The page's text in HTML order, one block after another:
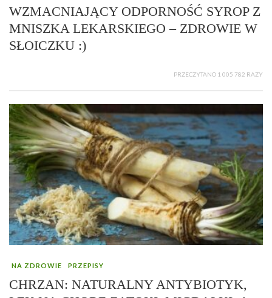
WZMACNIAJĄCY ODPORNOŚĆ SYROP Z
MNISZKA LEKARSKIEGO – ZDROWIE W
SŁOICZKU :)
PRZECZYTANO 1 005 782 RAZY
NA ZDROWIE PRZEPISY
CHRZAN: NATURALNY ANTYBIOTYK,